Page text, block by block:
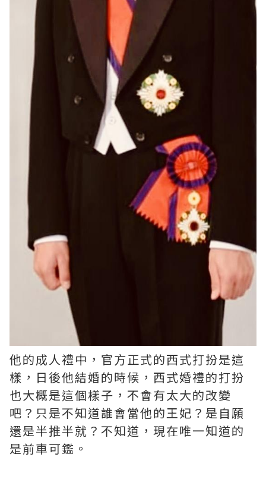
他的成人禮中，官方正式的西式打扮是這
樣，日後他結婚的時候，西式婚禮的打扮
也大概是這個樣子，不會有太大的改變
吧？只是不知道誰會當他的王妃？是自願
還是半推半就？不知道，現在唯一知道的
是前車可鑑。 ​​​